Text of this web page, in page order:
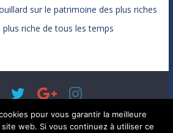
sur le patrimoine des plus riches
plus riche de tous les temps
l'actualité de votre argent, de
vos placements . Tous droits réservés.
pour vous garantir la meilleure
web. Si vous continuez à utiliser ce